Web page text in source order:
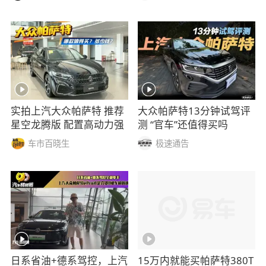
实拍上汽大众帕萨特 推荐
星空龙腾版 配置高动力强
车市百晓生
大众帕萨特13分钟试驾评
测 “官车”还值得买吗
极速通告
日系省油+德系驾控，上汽 15万内就能买帕萨特380T